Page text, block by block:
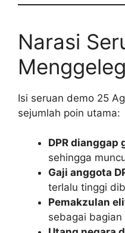
Narasi
Isi seruan demo 25
sejumlah poin utama:
DPR dianggap
sehingga
Gaji anggota
terlalu tinggi
Pemakzulan
sebagai